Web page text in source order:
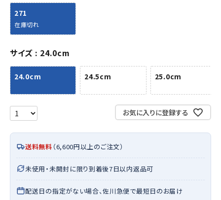
271
在庫切れ
サイズ 24.0cm
24.0cm 24.5cm 25.0cm
お気に入りに登録する
送料無料 （6,600円以上のご注文）
未使用・未開封に限り到着後7日以内返品可
配送日の指定がない場合、佐川急便で最短日のお届け